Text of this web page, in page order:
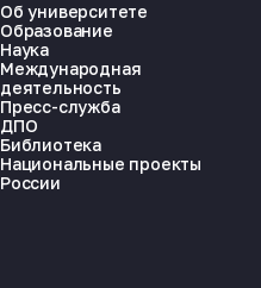
Об университете
Образование
Наука
Международная
деятельность
Пресс-служба
ДПО
Библиотека
Национальные проекты
России